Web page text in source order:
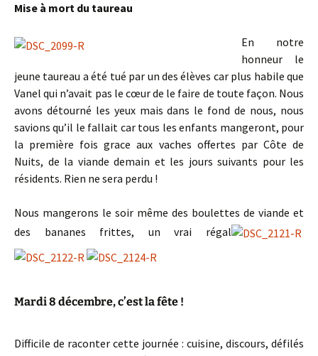
Mise à mort du taureau
En notre
honneur le
jeune taureau a été tué par un des élèves car plus habile que
Vanel qui n’avait pas le cœur de le faire de toute façon. Nous
avons détourné les yeux mais dans le fond de nous, nous
savions qu’il le fallait car tous les enfants mangeront, pour
la première fois grace aux vaches offertes par Côte de
Nuits, de la viande demain et les jours suivants pour les
résidents. Rien ne sera perdu !
Nous mangerons le soir même des boulettes de viande et
des bananes frittes, un vrai régal
Mardi 8 décembre, c’est la fête !
Difficile de raconter cette journée : cuisine, discours, défilés